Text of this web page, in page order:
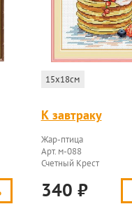
15x18см
К завтраку
Жар-птица
Арт. м-088
Счетный Крест
340 ₽